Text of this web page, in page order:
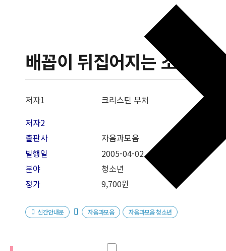
배꼽이 뒤집어지는 소녀 과
저자1
크리스틴 부처
저자2
출판사
자음과모음
발행일
2005-04-02
분야
청소년
정가
9,700원
신간안내문 자음과모음 자음과모음 청소년